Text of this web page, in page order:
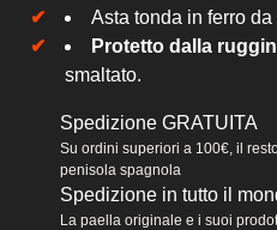
Asta tonda in ferro da
Protetto dalla
smaltato.
Spedizione GRATUITA
Su ordini superiori a 100€, il
penisola spagnola
Spedizione in tutto il
La paella originale e i suoi